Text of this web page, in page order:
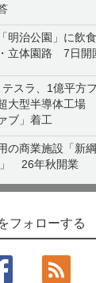
明治公園」に飲食
立体園路 7日開
スラ、1億平方フ
大型半導体工場
ブ」着工
の商業施設「新綱
26年秋開業
フォローする